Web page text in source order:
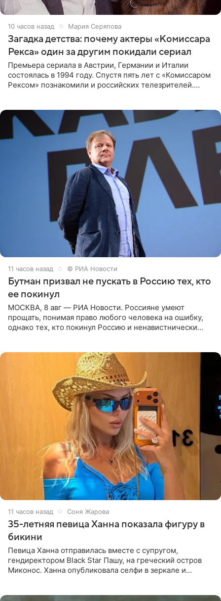
11 часов назад Мария Серяпова
Загадка детства: почему актеры «Комиссара
Рекса» один за другим покидали сериал
Премьера сериала в Австрии, Германии и Италии
состоялась в 1994 году. Спустя пять лет с «Комиссаром
Рексом» познакомили и российских телезрителей.
11 часов назад © РИА Новости
Бутман призвал не пускать в Россию тех, кто
ее покинул
МОСКВА, 8 авг — РИА Новости. Россияне умеют
прощать, понимая право любого человека на ошибку,
однако тех, кто покинул Россию и ненавистнически
11 часов назад Соня Жарова
35-летняя певица Ханна показала фигуру в
бикини
Певица Ханна отправилась вместе с супругом,
гендиректором Black Star Пашу, на греческий остров
Миконос. Ханна опубликовала селфи в зеркале и